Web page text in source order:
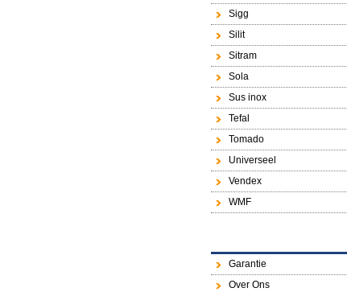
Sigg
Silit
Sitram
Sola
Sus inox
Tefal
Tomado
Universeel
Vendex
WMF
Garantie
Over Ons